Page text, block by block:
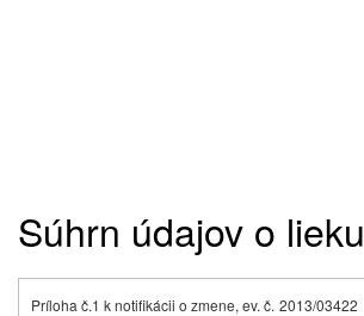
Súhrn údajov o lieku
Príloha č.1 k notifikácii o zmene, ev. č. 2013/03422